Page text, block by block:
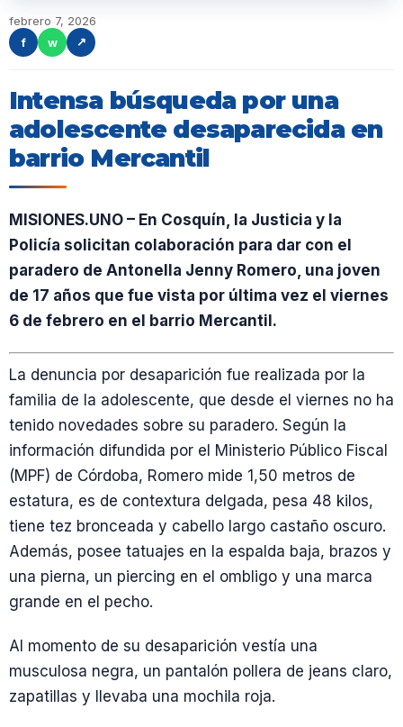
febrero 7, 2026
f
w ↗
Intensa búsqueda por una
adolescente desaparecida en
barrio Mercantil
MISIONES.UNO – En Cosquín, la Justicia y la
Policía solicitan colaboración para dar con el
paradero de Antonella Jenny Romero, una joven
de 17 años que fue vista por última vez el viernes
6 de febrero en el barrio Mercantil.
La denuncia por desaparición fue realizada por la
familia de la adolescente, que desde el viernes no ha
tenido novedades sobre su paradero. Según la
información difundida por el Ministerio Público Fiscal
(MPF) de Córdoba, Romero mide 1,50 metros de
estatura, es de contextura delgada, pesa 48 kilos,
tiene tez bronceada y cabello largo castaño oscuro.
Además, posee tatuajes en la espalda baja, brazos y
una pierna, un piercing en el ombligo y una marca
grande en el pecho.
Al momento de su desaparición vestía una
musculosa negra, un pantalón pollera de jeans claro,
zapatillas y llevaba una mochila roja.